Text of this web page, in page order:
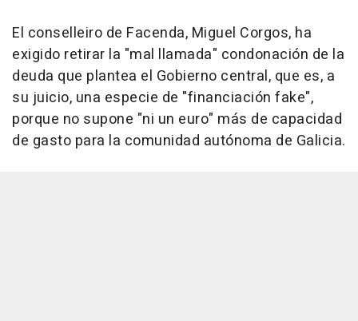
El conselleiro de Facenda, Miguel Corgos, ha
exigido retirar la "mal llamada" condonación de la
deuda que plantea el Gobierno central, que es, a
su juicio, una especie de "financiación fake",
porque no supone "ni un euro" más de capacidad
de gasto para la comunidad autónoma de Galicia.